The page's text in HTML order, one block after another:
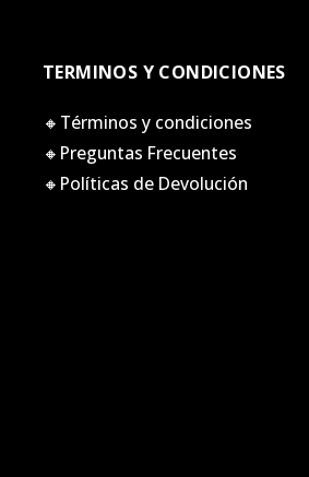
TERMINOS Y CONDICIONES
🔸Términos y condiciones
🔸Preguntas Frecuentes
🔸Políticas de Devolución